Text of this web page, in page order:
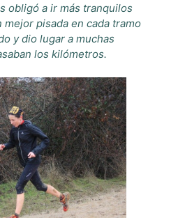
obligó a ir más tranquilos
pisada en cada tramo
y dio lugar a muchas
los kilómetros.